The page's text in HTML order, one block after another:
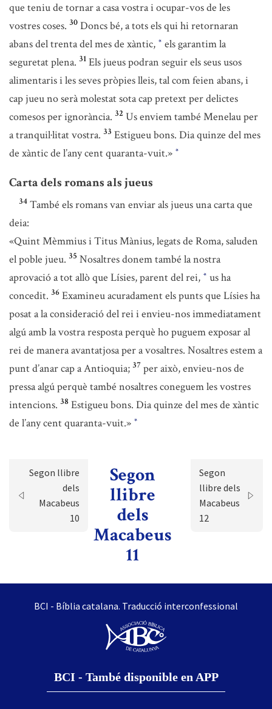
que teniu de tornar a casa vostra i ocupar-vos de les
vostres coses. 30 Doncs bé, a tots els qui hi retornaran
abans del trenta del mes de xàntic, * els garantim la
seguretat plena. 31 Els jueus podran seguir els seus usos
alimentaris i les seves pròpies lleis, tal com feien abans, i
cap jueu no serà molestat sota cap pretext per delictes
comesos per ignorància. 32 Us enviem també Menelau per
a tranquil·litat vostra. 33 Estigueu bons. Dia quinze del mes
de xàntic de l’any cent quaranta-vuit.» *
Carta dels romans als jueus
34 També els romans van enviar als jueus una carta que
deia:
«Quint Mèmmius i Titus Mànius, legats de Roma, saluden
el poble jueu. 35 Nosaltres donem també la nostra
aprovació a tot allò que Lísies, parent del rei, * us ha
concedit. 36 Examineu acuradament els punts que Lísies ha
posat a la consideració del rei i envieu-nos immediatament
algú amb la vostra resposta perquè ho puguem exposar al
rei de manera avantatjosa per a vosaltres. Nosaltres estem a
punt d’anar cap a Antioquia; 37 per això, envieu-nos de
pressa algú perquè també nosaltres coneguem les vostres
intencions. 38 Estigueu bons. Dia quinze del mes de xàntic
de l’any cent quaranta-vuit.» *
Segon llibre
dels
Macabeus
10
Segon
llibre
dels
Macabeus
11
Segon
llibre dels
Macabeus
12
BCI - Bíblia catalana. Traducció interconfessional
BCI - També disponible en APP